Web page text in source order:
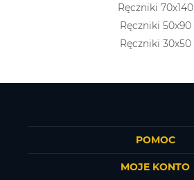
Ręczniki 70x140
Ręczniki 50x90
Ręczniki 30x50
POMOC
MOJE KONTO